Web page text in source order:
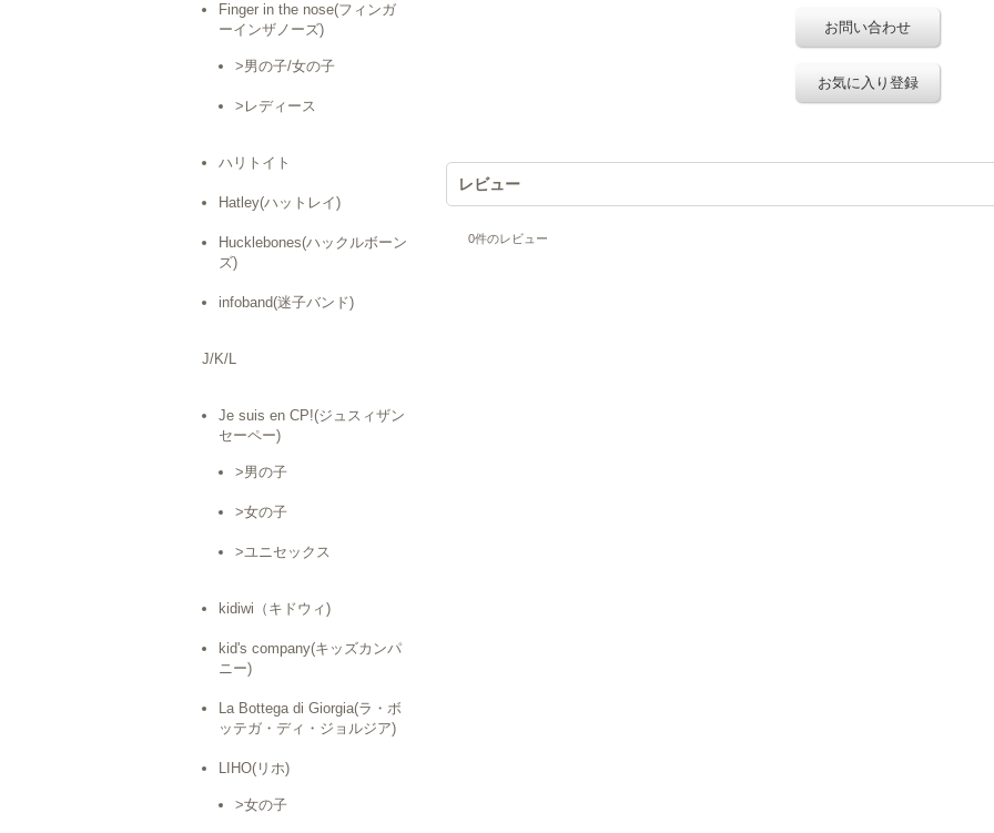
Finger in the nose(フィンガ
ーインザノーズ)
>男の子/女の子
>レディース
ハリトイト
Hatley(ハットレイ)
Hucklebones(ハックルボーン
ズ)
infoband(迷子バンド)
J/K/L
Je suis en CP!(ジュスィザン
セーペー)
>男の子
>女の子
>ユニセックス
kidiwi（キドウィ)
kid's company(キッズカンパ
ニー)
La Bottega di Giorgia(ラ・ボ
ッテガ・ディ・ジョルジア)
LIHO(リホ)
>女の子
お問い合わせ
お気に入り登録
レビュー
0件のレビュー